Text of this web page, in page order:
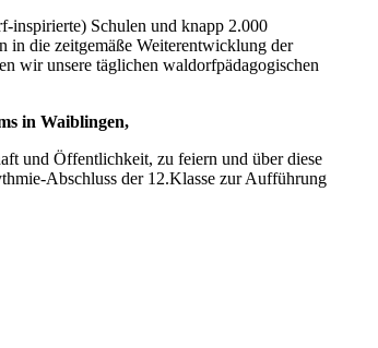
inspirierte) Schulen und knapp 2.000
in die zeitgemäße Weiterentwicklung der
wir unsere täglichen waldorfpädagogischen
in Waiblingen,
und Öffentlichkeit, zu feiern und über diese
Abschluss der 12.Klasse zur Aufführung